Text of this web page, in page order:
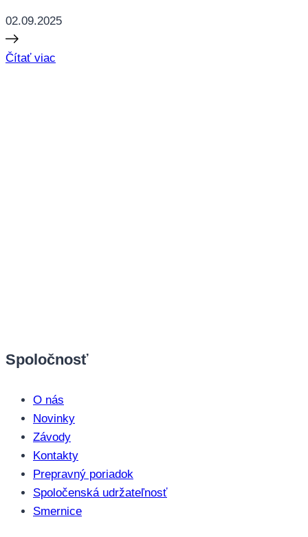
02.09.2025
Čítať viac
Spoločnosť
O nás
Novinky
Závody
Kontakty
Prepravný poriadok
Spoločenská udržateľnosť
Smernice